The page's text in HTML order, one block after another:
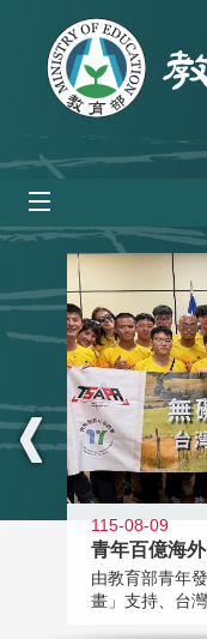
跳到主要內容區塊
:::
115-08-09
青年百億海
由教育部青年
畫」支持、台